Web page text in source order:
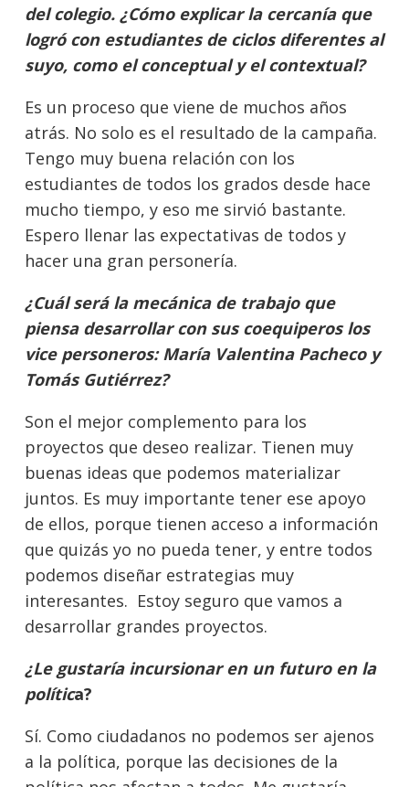
del colegio. ¿Cómo explicar la cercanía que
logró con estudiantes de ciclos diferentes al
suyo, como el conceptual y el contextual?
Es un proceso que viene de muchos años
atrás. No solo es el resultado de la campaña.
Tengo muy buena relación con los
estudiantes de todos los grados desde hace
mucho tiempo, y eso me sirvió bastante.
Espero llenar las expectativas de todos y
hacer una gran personería.
¿Cuál será la mecánica de trabajo que
piensa desarrollar con sus coequiperos los
vice personeros: María Valentina Pacheco y
Tomás Gutiérrez?
Son el mejor complemento para los
proyectos que deseo realizar. Tienen muy
buenas ideas que podemos materializar
juntos. Es muy importante tener ese apoyo
de ellos, porque tienen acceso a información
que quizás yo no pueda tener, y entre todos
podemos diseñar estrategias muy
interesantes. Estoy seguro que vamos a
desarrollar grandes proyectos.
¿Le gustaría incursionar en un futuro en la
política?
Sí. Como ciudadanos no podemos ser ajenos
a la política, porque las decisiones de la